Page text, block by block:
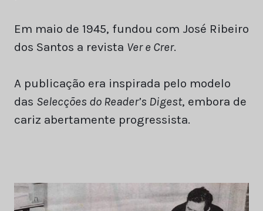
Em maio de 1945, fundou com José Ribeiro
dos Santos a revista Ver e Crer.
A publicação era inspirada pelo modelo
das Selecções do Reader’s Digest, embora de
cariz abertamente progressista.